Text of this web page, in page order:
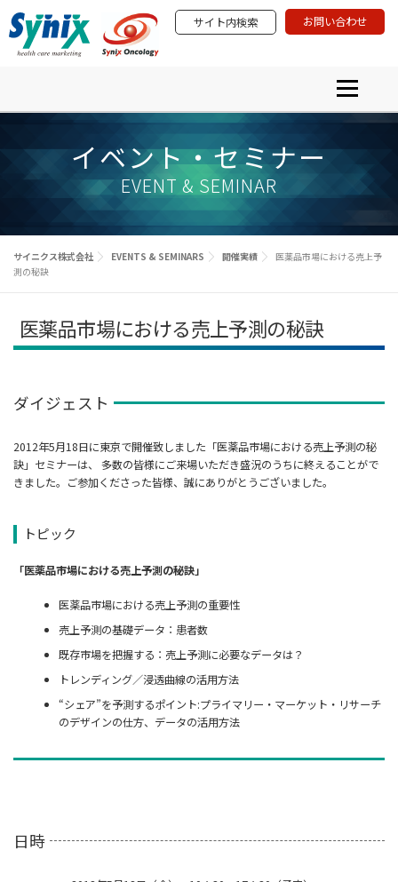
ス
サイト内検索 お問い合わせ
メニュー
プロダクト＆サービス 学術研究活動
イベント・セミナー
EVENTS & SEMINARS
ニュース
NEWS ＆ INFORMATION
サイニクスについて
ABOUT SYNIX
イベント・セミナー
EVENT & SEMINAR
サイニクス株式会社 EVENTS & SEMINARS 開催実績
医薬品市場における売上予
測の秘訣
医薬品市場における売上予測の秘訣
ダイジェスト
2012年5月18日に東京で開催致しました「医薬品市場における売上予測の秘
訣」セミナーは、 多数の皆様にご来場いただき盛況のうちに終えることがで
きました。ご参加くださった皆様、誠にありがとうございました。
トピック
「医薬品市場における売上予測の秘訣」
医薬品市場における売上予測の重要性
売上予測の基礎データ：患者数
既存市場を把握する：売上予測に必要なデータは？
トレンディング／浸透曲線の活用方法
“シェア”を予測するポイント:プライマリー・マーケット・リサーチ
のデザインの仕方、データの活用方法
日時